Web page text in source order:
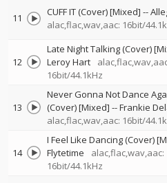
11 CUFF IT (Cover) [Mixed] --
alac,flac,wav,aac: 16bit/
12
Late Night Talking (Cover)
Leroy Hart
16bit/44.1kHz
13
Never Gonna Not Dance
(Cover) [Mixed] --Frankie
alac,flac,wav,aac: 16bit/
14
I Feel Like Dancing (Cover)
Flytetime
alac,flac,wav,aac:
16bit/44.1kHz